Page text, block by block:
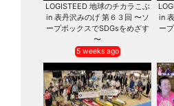
LOGISTEED 地球のチカラこぶ
in 表丹沢みのげ 第６３回 〜ソ
ープボックスでSDGsをめざす
〜
5 weeks ago
in
ー